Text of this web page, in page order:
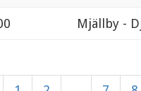
Mjällby -